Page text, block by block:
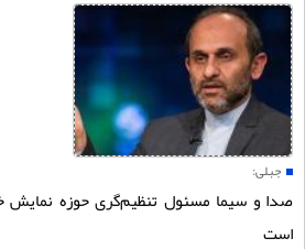
و سیما مسئول تنظیم‌گری حوزه نمایش خانگی